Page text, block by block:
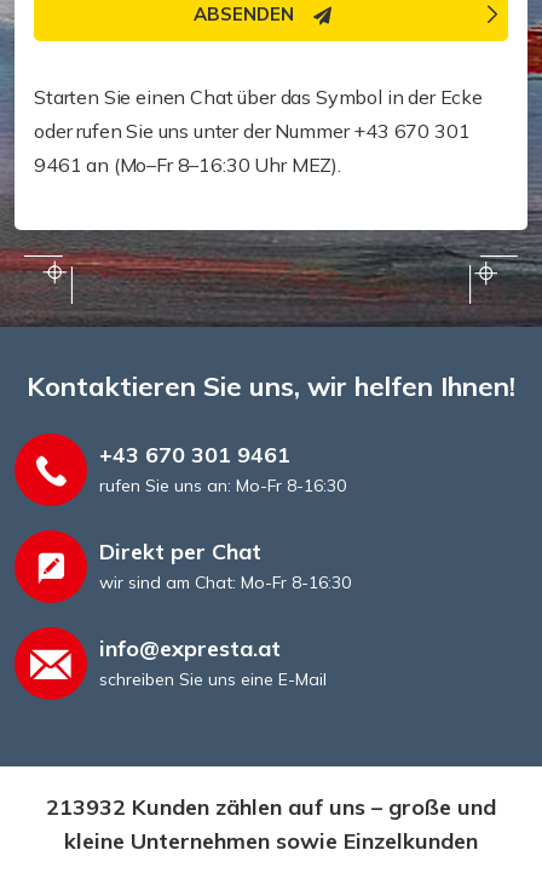
Starten Sie einen Chat über das Symbol in der Ecke
oder rufen Sie uns unter der Nummer +43 670 301
9461 an (Mo–Fr 8–16:30 Uhr MEZ).
ABSENDEN
Kontaktieren Sie uns, wir helfen Ihnen!
+43 670 301 9461
rufen Sie uns an: Mo-Fr 8-16:30
Direkt per Chat
wir sind am Chat: Mo-Fr 8-16:30
info@expresta.at
schreiben Sie uns eine E-Mail
213932 Kunden zählen auf uns – große und
kleine Unternehmen sowie Einzelkunden